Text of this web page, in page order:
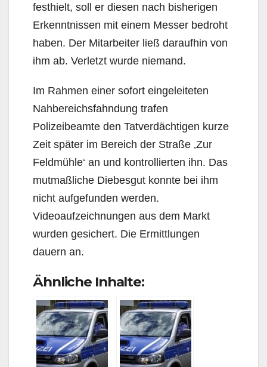
festhielt, soll er diesen nach bisherigen
Erkenntnissen mit einem Messer bedroht
haben. Der Mitarbeiter ließ daraufhin von
ihm ab. Verletzt wurde niemand.
Im Rahmen einer sofort eingeleiteten
Nahbereichsfahndung trafen
Polizeibeamte den Tatverdächtigen kurze
Zeit später im Bereich der Straße ‚Zur
Feldmühle‘ an und kontrollierten ihn. Das
mutmaßliche Diebesgut konnte bei ihm
nicht aufgefunden werden.
Videoaufzeichnungen aus dem Markt
wurden gesichert. Die Ermittlungen
dauern an.
Ähnliche Inhalte: